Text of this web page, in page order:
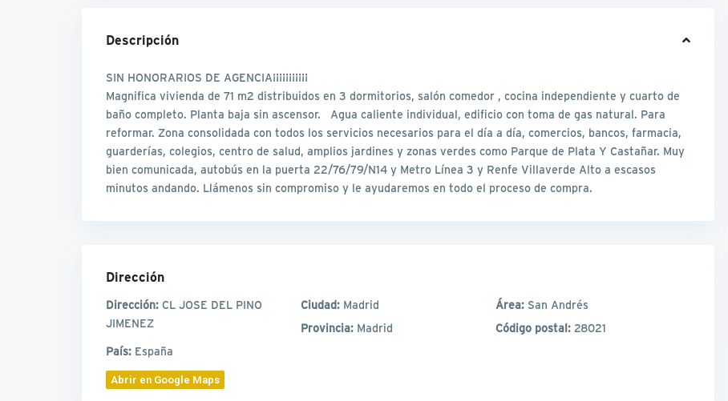
Descripción
SIN HONORARIOS DE AGENCIA¡¡¡¡¡¡¡¡¡¡¡
Magnifica vivienda de 71 m2 distribuidos en 3 dormitorios, salón comedor , cocina independiente y cuarto de
baño completo. Planta baja sin ascensor. Agua caliente individual, edificio con toma de gas natural. Para
reformar. Zona consolidada con todos los servicios necesarios para el día a día, comercios, bancos, farmacia,
guarderías, colegios, centro de salud, amplios jardines y zonas verdes como Parque de Plata Y Castañar. Muy
bien comunicada, autobús en la puerta 22/76/79/N14 y Metro Línea 3 y Renfe Villaverde Alto a escasos
minutos andando. Llámenos sin compromiso y le ayudaremos en todo el proceso de compra.
Dirección
Dirección: CL JOSE DEL PINO
JIMENEZ
Ciudad: Madrid Área: San Andrés
Provincia: Madrid Código postal: 28021
País: España
Abrir en Google Maps